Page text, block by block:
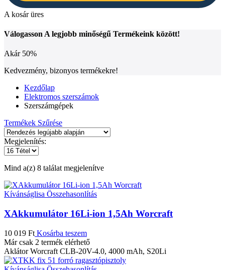
A kosár üres
Válogasson A legjobb minőségű Termékeink között!
Akár 50%
Kedvezmény, bizonyos termékekre!
Kezdőlap
Elektromos szerszámok
Szerszámgépek
Termékek Szűrése
Megjelenítés:
Mind a(z) 8 találat megjelenítveSorted
latest
Kívánságlisa Összehasonlítás
XAkkumulátor 16Li-ion 1,5Ah Worcraft
10 019 Ft Kosárba teszem
Már csak 2 termék elérhető
Aklátor Worcraft CLB-20V-4.0, 4000 mAh, S20Li